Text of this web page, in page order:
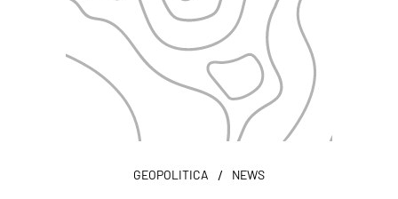
GEOPOLITICA / NEWS